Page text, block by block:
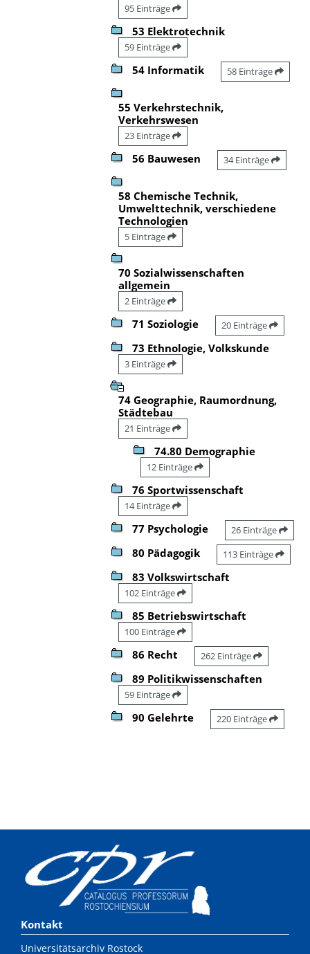
95 Einträge
53 Elektrotechnik
59 Einträge
54 Informatik 58 Einträge
55 Verkehrstechnik,
Verkehrswesen
23 Einträge
56 Bauwesen 34 Einträge
58 Chemische Technik,
Umwelttechnik, verschiedene
Technologien
5 Einträge
70 Sozialwissenschaften
allgemein
2 Einträge
71 Soziologie 20 Einträge
73 Ethnologie, Volkskunde
3 Einträge
74 Geographie, Raumordnung,
Städtebau
21 Einträge
74.80 Demographie
12 Einträge
76 Sportwissenschaft
14 Einträge
77 Psychologie 26 Einträge
80 Pädagogik 113 Einträge
83 Volkswirtschaft
102 Einträge
85 Betriebswirtschaft
100 Einträge
86 Recht 262 Einträge
89 Politikwissenschaften
59 Einträge
90 Gelehrte 220 Einträge
Kontakt
Universitätsarchiv Rostock